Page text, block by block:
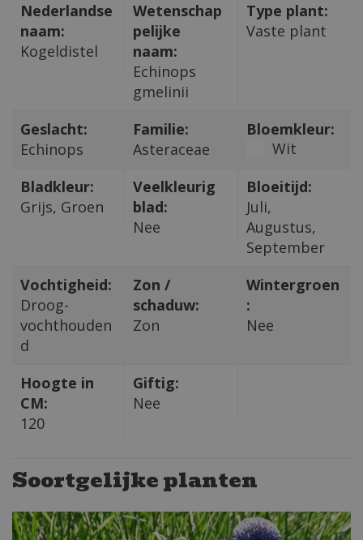
Nederlandse
naam:
Kogeldistel
Wetenschap
pelijke
naam:
Echinops
gmelinii
Type plant:
Vaste plant
Geslacht:
Echinops
Familie:
Asteraceae
Bloemkleur:
Wit
Bladkleur:
Grijs, Groen
Veelkleurig
blad:
Nee
Bloeitijd:
Juli,
Augustus,
September
Vochtigheid:
Droog-
vochthouden
d
Zon /
schaduw:
Zon
Wintergroen
:
Nee
Hoogte in
CM:
120
Giftig:
Nee
Soortgelijke planten